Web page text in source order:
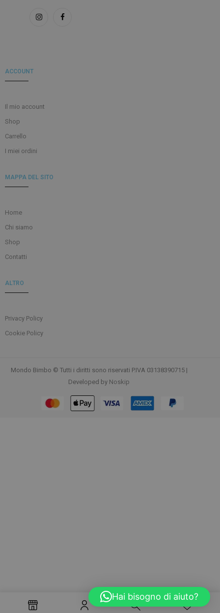
ACCOUNT
Il mio account
Shop
Carrello
I miei ordini
MAPPA DEL SITO
Home
Chi siamo
Shop
Contatti
ALTRO
Privacy Policy
Cookie Policy
Mondo Bimbo © Tutti i diritti sono riservati P.IVA 03138390715 |
Developed by Noskip
Hai bisogno di aiuto?